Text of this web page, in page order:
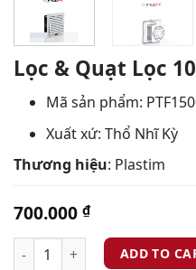
Lọc & Quạt Lọc
Mã sản phẩm:
Xuất xứ: Thổ Nhĩ Kỳ
Thương hiệu: Plastim
700.000 ₫
ADD TO